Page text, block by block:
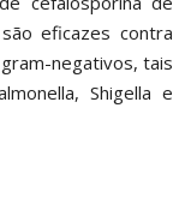
eficazes contra
negativos, tais
Shigella e